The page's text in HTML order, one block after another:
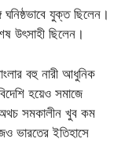
ঘনিষ্ঠভাবে যুক্ত ছিলেন।
উৎসাহী ছিলেন।
বহু নারী আধুনিক
হয়েও সমাজে
অথচ সমকালীন খুব কম
ভারতের ইতিহাসে